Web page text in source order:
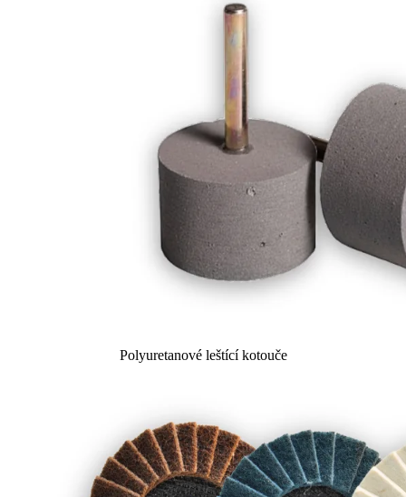
Polyuretanové leštící kotouče